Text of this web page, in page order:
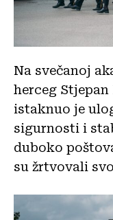
Na svečanoj
herceg
istaknuo je
sigurnosti i
duboko
su žrtvovali